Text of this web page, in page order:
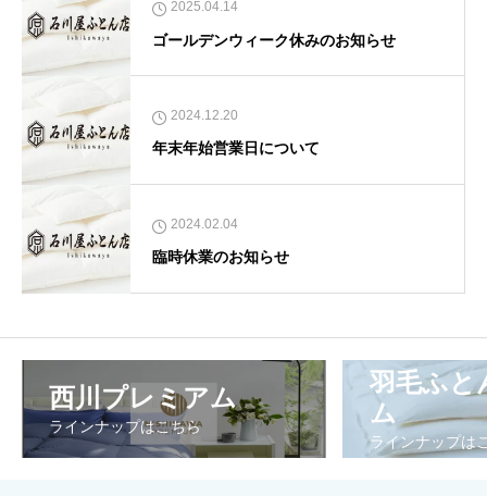
2025.04.14
ゴールデンウィーク休みのお知らせ
2024.12.20
年末年始営業日について
2024.02.04
臨時休業のお知らせ
西川プレミアム
ラインナップはこちら
羽毛ふと
ム
ラインナップは